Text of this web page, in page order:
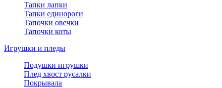
Тапки лапки
Тапки единороги
Тапочки овечки
Тапочки коты
Игрушки и пледы
Подушки игрушки
Плед хвост русалки
Покрывала